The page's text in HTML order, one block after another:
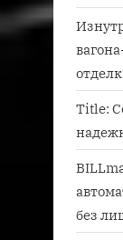
Title:
без